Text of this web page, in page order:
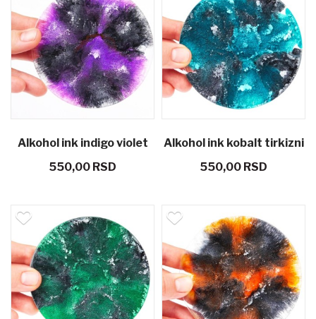
Alkohol ink indigo violet
10 g
550,00 RSD
Alkohol ink kobalt tirkizni
10 g
550,00 RSD